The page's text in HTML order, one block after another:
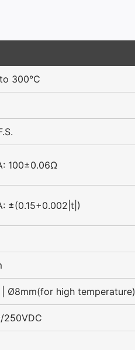
300°C
100±0.06Ω
±(0.15+0.002|t|)
Ø8mm(for high temperature)
250VDC